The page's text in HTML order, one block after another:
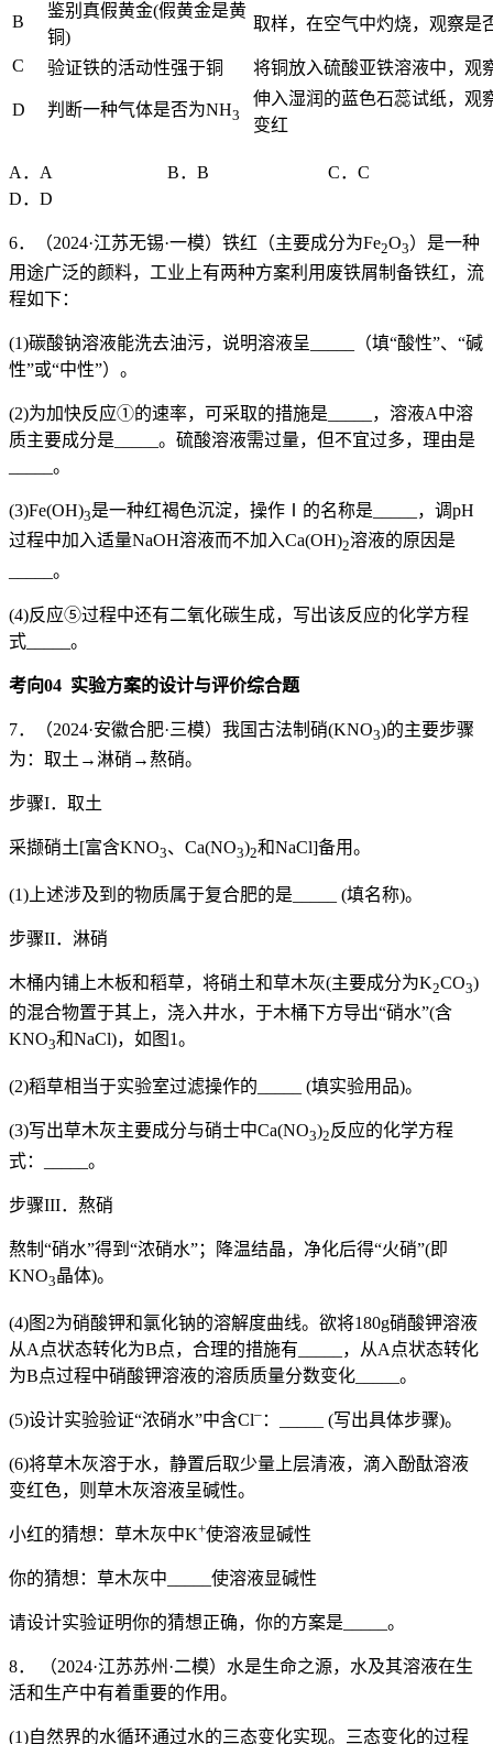
B
鉴别真假黄金(假黄金是黄
铜)
取样，在空气中灼烧，观察是
C 验证铁的活动性强于铜 将铜放入硫酸亚铁溶液中，观
D 判断一种气体是否为NH3
伸入湿润的蓝色石蕊试纸，观
变红
A．A B．B C．C
D．D
6．（2024·江苏无锡·一模）铁红（主要成分为Fe2O3）是一种
用途广泛的颜料，工业上有两种方案利用废铁屑制备铁红，流
程如下：
(1)碳酸钠溶液能洗去油污，说明溶液呈_____（填“酸性”、“碱
性”或“中性”）。
(2)为加快反应①的速率，可采取的措施是_____，溶液A中溶
质主要成分是_____。硫酸溶液需过量，但不宜过多，理由是
_____。
(3)Fe(OH)3是一种红褐色沉淀，操作Ⅰ的名称是_____，调pH
过程中加入适量NaOH溶液而不加入Ca(OH)2溶液的原因是
_____。
(4)反应⑤过程中还有二氧化碳生成，写出该反应的化学方程
式_____。
考向04 实验方案的设计与评价综合题
7．（2024·安徽合肥·三模）我国古法制硝(KNO3)的主要步骤
为：取土→淋硝→熬硝。
步骤I．取土
采撷硝土[富含KNO3、Ca(NO3)2和NaCl]备用。
(1)上述涉及到的物质属于复合肥的是_____ (填名称)。
步骤II．淋硝
木桶内铺上木板和稻草，将硝土和草木灰(主要成分为K2CO3)
的混合物置于其上，浇入井水，于木桶下方导出“硝水”(含
KNO3和NaCl)，如图1。
(2)稻草相当于实验室过滤操作的_____ (填实验用品)。
(3)写出草木灰主要成分与硝士中Ca(NO3)2 反应的化学方程
式：_____。
步骤III．熬硝
熬制“硝水”得到“浓硝水”；降温结晶，净化后得“火硝”(即
KNO3晶体)。
(4)图2为硝酸钾和氯化钠的溶解度曲线。欲将180g硝酸钾溶液
从A点状态转化为B点，合理的措施有_____，从A点状态转化
为B点过程中硝酸钾溶液的溶质质量分数变化_____。
(5)设计实验验证“浓硝水”中含Cl– ：_____ (写出具体步骤)。
(6)将草木灰溶于水，静置后取少量上层清液，滴入酚酞溶液
变红色，则草木灰溶液呈碱性。
小红的猜想：草木灰中K+使溶液显碱性
你的猜想：草木灰中_____使溶液显碱性
请设计实验证明你的猜想正确，你的方案是_____。
8． （2024·江苏苏州·二模）水是生命之源，水及其溶液在生
活和生产中有着重要的作用。
(1)自然界的水循环通过水的三态变化实现。三态变化的过程